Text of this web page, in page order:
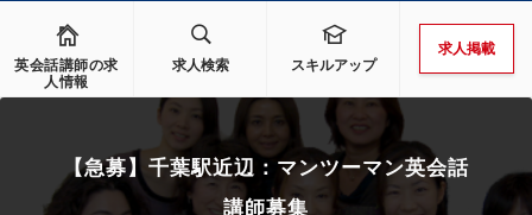
英会話講師の求
人情報
求人検索 スキルアップ
求人掲載
【急募】千葉駅近辺：マンツーマン英会話
講師募集